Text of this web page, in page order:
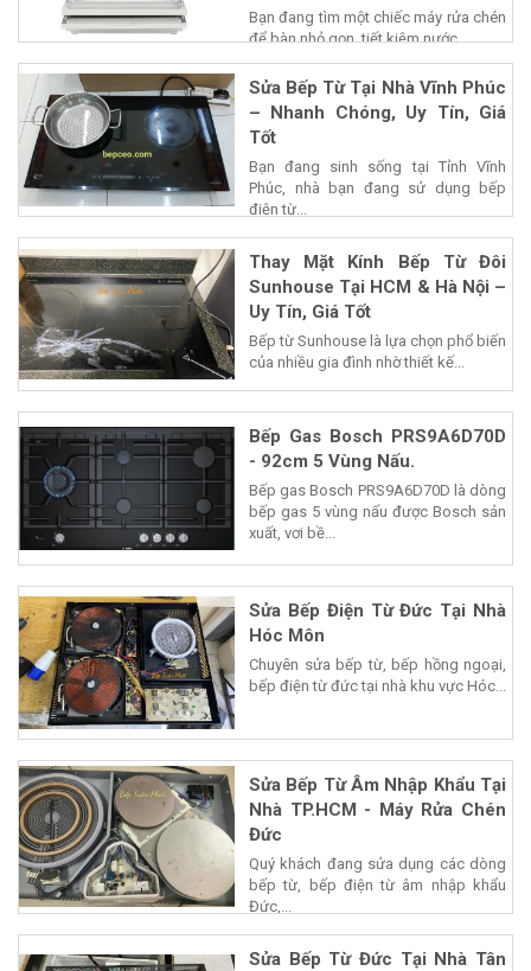
Bạn đang tìm một chiếc máy rửa chén
để bàn nhỏ gọn, tiết kiệm nước...
Sửa Bếp Từ Tại Nhà Vĩnh Phúc
– Nhanh Chóng, Uy Tín, Giá
Tốt
Bạn đang sinh sống tại Tỉnh Vĩnh
Phúc, nhà bạn đang sử dụng bếp
điện từ...
Thay Mặt Kính Bếp Từ Đôi
Sunhouse Tại HCM & Hà Nội –
Uy Tín, Giá Tốt
Bếp từ Sunhouse là lựa chọn phổ biến
của nhiều gia đình nhờ thiết kế...
Bếp Gas Bosch PRS9A6D70D
- 92cm 5 Vùng Nấu.
Bếp gas Bosch PRS9A6D70D là dòng
bếp gas 5 vùng nấu được Bosch sản
xuất, vơi bề...
Sửa Bếp Điện Từ Đức Tại Nhà
Hóc Môn
Chuyên sửa bếp từ, bếp hồng ngoại,
bếp điện từ đức tại nhà khu vực Hóc...
Sửa Bếp Từ Âm Nhập Khẩu Tại
Nhà TP.HCM - Máy Rửa Chén
Đức
Quý khách đang sửa dụng các dòng
bếp từ, bếp điện từ âm nhập khẩu
Đức,...
Sửa Bếp Từ Đức Tại Nhà Tân